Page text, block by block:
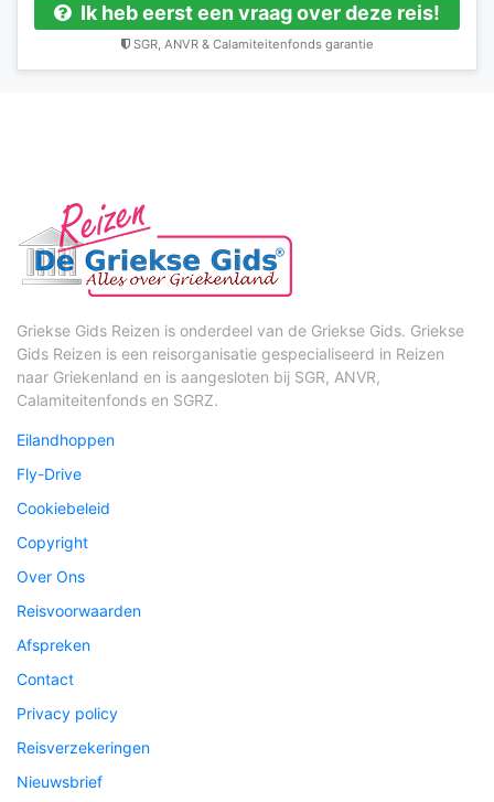
Ik heb eerst een vraag over deze reis!
SGR, ANVR & Calamiteitenfonds garantie
Griekse Gids Reizen is onderdeel van de Griekse Gids. Griekse
Gids Reizen is een reisorganisatie gespecialiseerd in Reizen
naar Griekenland en is aangesloten bij SGR, ANVR,
Calamiteitenfonds en SGRZ.
Eilandhoppen
Fly-Drive
Cookiebeleid
Copyright
Over Ons
Reisvoorwaarden
Afspreken
Contact
Privacy policy
Reisverzekeringen
Nieuwsbrief